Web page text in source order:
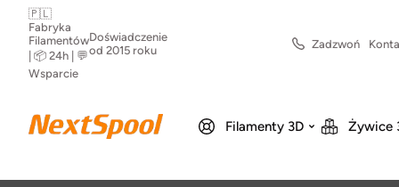
🇵🇱
Fabryka
Filamentów
| 📦 24h | 💬
Wsparcie
Doświadczenie
od 2015 roku
Zadzwoń
Filamenty 3D Żywice